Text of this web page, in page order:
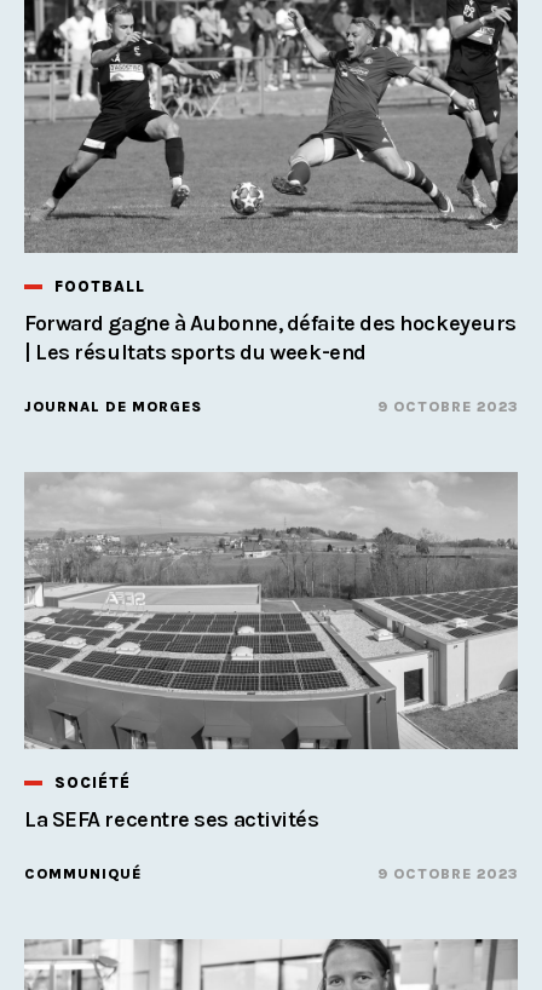
FOOTBALL
Forward gagne à Aubonne, défaite des hockeyeurs
| Les résultats sports du week-end
JOURNAL DE MORGES 9 OCTOBRE 2023
SOCIÉTÉ
La SEFA recentre ses activités
COMMUNIQUÉ 9 OCTOBRE 2023